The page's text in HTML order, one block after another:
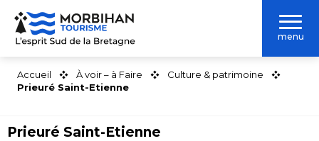
Aller
contenu
menu
Accueil À voir – à Faire
Culture & patrimoine
Prieuré Saint-Etienne
Prieuré Saint-Etienne